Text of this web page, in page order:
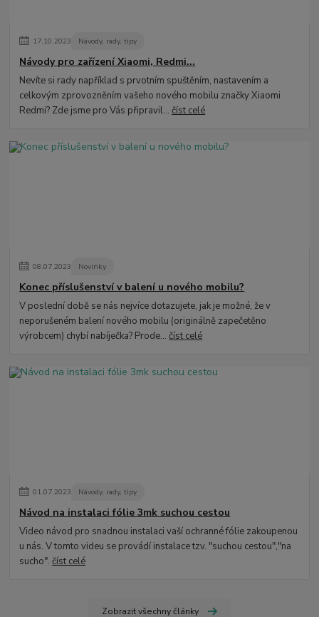
17.10.2023 Návody, rady, tipy
Návody pro zařízení Xiaomi, Redmi...
Nevíte si rady například s prvotním spuštěním, nastavením a
celkovým zprovozněním vašeho nového mobilu značky Xiaomi
Redmi? Zde jsme pro Vás připravil...číst celé
08.07.2023 Novinky
Konec příslušenství v balení u nového mobilu?
V poslední době se nás nejvíce dotazujete, jak je možné, že v
neporušeném balení nového mobilu (originálně zapečetěno
výrobcem) chybí nabíječka? Prode...číst celé
01.07.2023 Návody, rady, tipy
Návod na instalaci fólie 3mk suchou cestou
Video návod pro snadnou instalaci vaší ochranné fólie zakoupenou
u nás. V tomto videu se provádí instalace tzv. "suchou cestou","na
sucho".číst celé
Zobrazit všechny články